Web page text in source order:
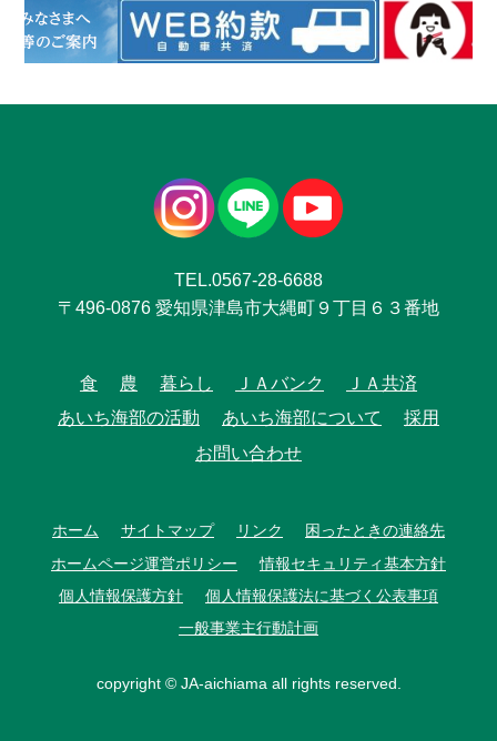
TEL.0567-28-6688
〒496-0876 愛知県津島市大縄町９丁目６３番地
食 農 暮らし ＪＡバンク
ＪＡ共済
あいち海部の活動
あいち海部について
採用
お問い合わせ
ホーム サイトマップ リンク
困ったときの連絡先
ホームページ運営ポリシー
情報セキュリティ基本方針
個人情報保護方針
個人情報保護法に基づく公表事項
一般事業主行動計画
copyright © JA-aichiama all rights reserved.